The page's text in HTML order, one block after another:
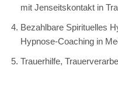
mit Jenseitskontakt in
Bezahlbare Spirituelles
Hypnose-Coaching in
Trauerhilfe,